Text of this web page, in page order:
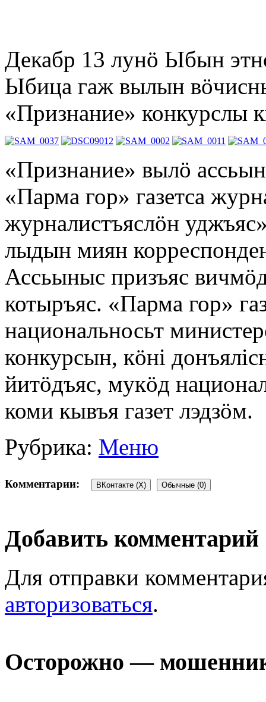
Декабр 13 лунö Ыбын
Ыбица гаж вылын
«Признание» конкурслы
«Признание» вылö
«Парма гор» газетса
журналистъяслöн
лыдын миян
Ассьыныс призъяс
котыръяс. «Парма гор»
национальносьт
конкурсын, кöнi
йитöдъяс, мукöд
коми кывъя газет лэдзöм.
Рубрика: Меню
Комментарии: ВКонтакте (X) Обычные (0)
Добавить комментарий
Для отправки
авторизоваться.
Осторожно —